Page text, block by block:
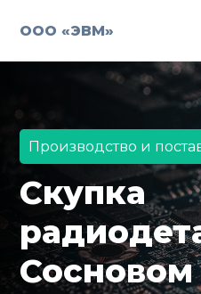
ООО «ЭВМ»
Производство и
Скупка